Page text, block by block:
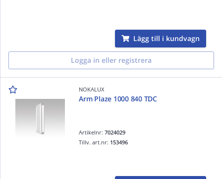
Lägg till i kundvagn
Logga in eller registrera
NOKALUX
Arm Plaze 1000 840 TDC
Artikelnr:7024029
Tillv. art.nr: 153496